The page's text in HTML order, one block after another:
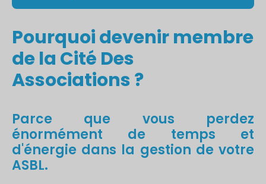
Pourquoi devenir membre
de la Cité Des
Associations ?
Parce que vous perdez
énormément de temps et
d'énergie dans la gestion de votre
ASBL.